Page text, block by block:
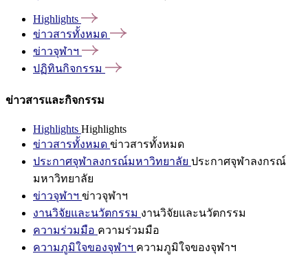
Highlights
ข่าวสารทั้งหมด
ข่าวจุฬาฯ
ปฏิทินกิจกรรม
ข่าวสารและกิจกรรม
Highlights Highlights
ข่าวสารทั้งหมด ข่าวสารทั้งหมด
ประกาศจุฬาลงกรณ์มหาวิทยาลัย ประกาศจุฬาลงกรณ์
มหาวิทยาลัย
ข่าวจุฬาฯ ข่าวจุฬาฯ
งานวิจัยและนวัตกรรม งานวิจัยและนวัตกรรม
ความร่วมมือ ความร่วมมือ
ความภูมิใจของจุฬาฯ ความภูมิใจของจุฬาฯ